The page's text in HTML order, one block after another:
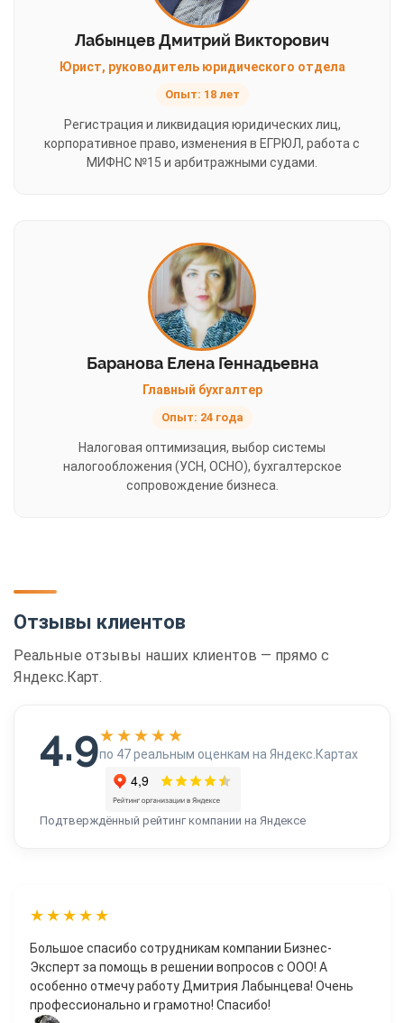
Лабынцев Дмитрий Викторович
Юрист, руководитель юридического отдела
Опыт: 18 лет
Регистрация и ликвидация юридических лиц,
корпоративное право, изменения в ЕГРЮЛ, работа с
МИФНС №15 и арбитражными судами.
Баранова Елена Геннадьевна
Главный бухгалтер
Опыт: 24 года
Налоговая оптимизация, выбор системы
налогообложения (УСН, ОСНО), бухгалтерское
сопровождение бизнеса.
Отзывы клиентов
Реальные отзывы наших клиентов — прямо с
Яндекс.Карт.
4.9★★★★★
по 47 реальным оценкам на Яндекс.Картах
Подтверждённый рейтинг компании на Яндексе
★★★★★
Большое спасибо сотрудникам компании Бизнес-
Эксперт за помощь в решении вопросов с ООО! А
особенно отмечу работу Дмитрия Лабынцева! Очень
профессионально и грамотно! Спасибо!